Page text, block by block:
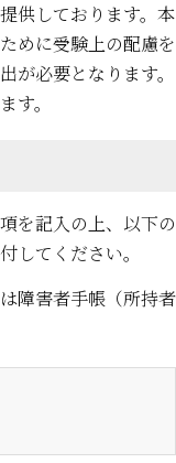
供しております。本
めに受験上の配慮を
が必要となります。
す。
を記入の上、以下の
してください。
障害者手帳（所持者